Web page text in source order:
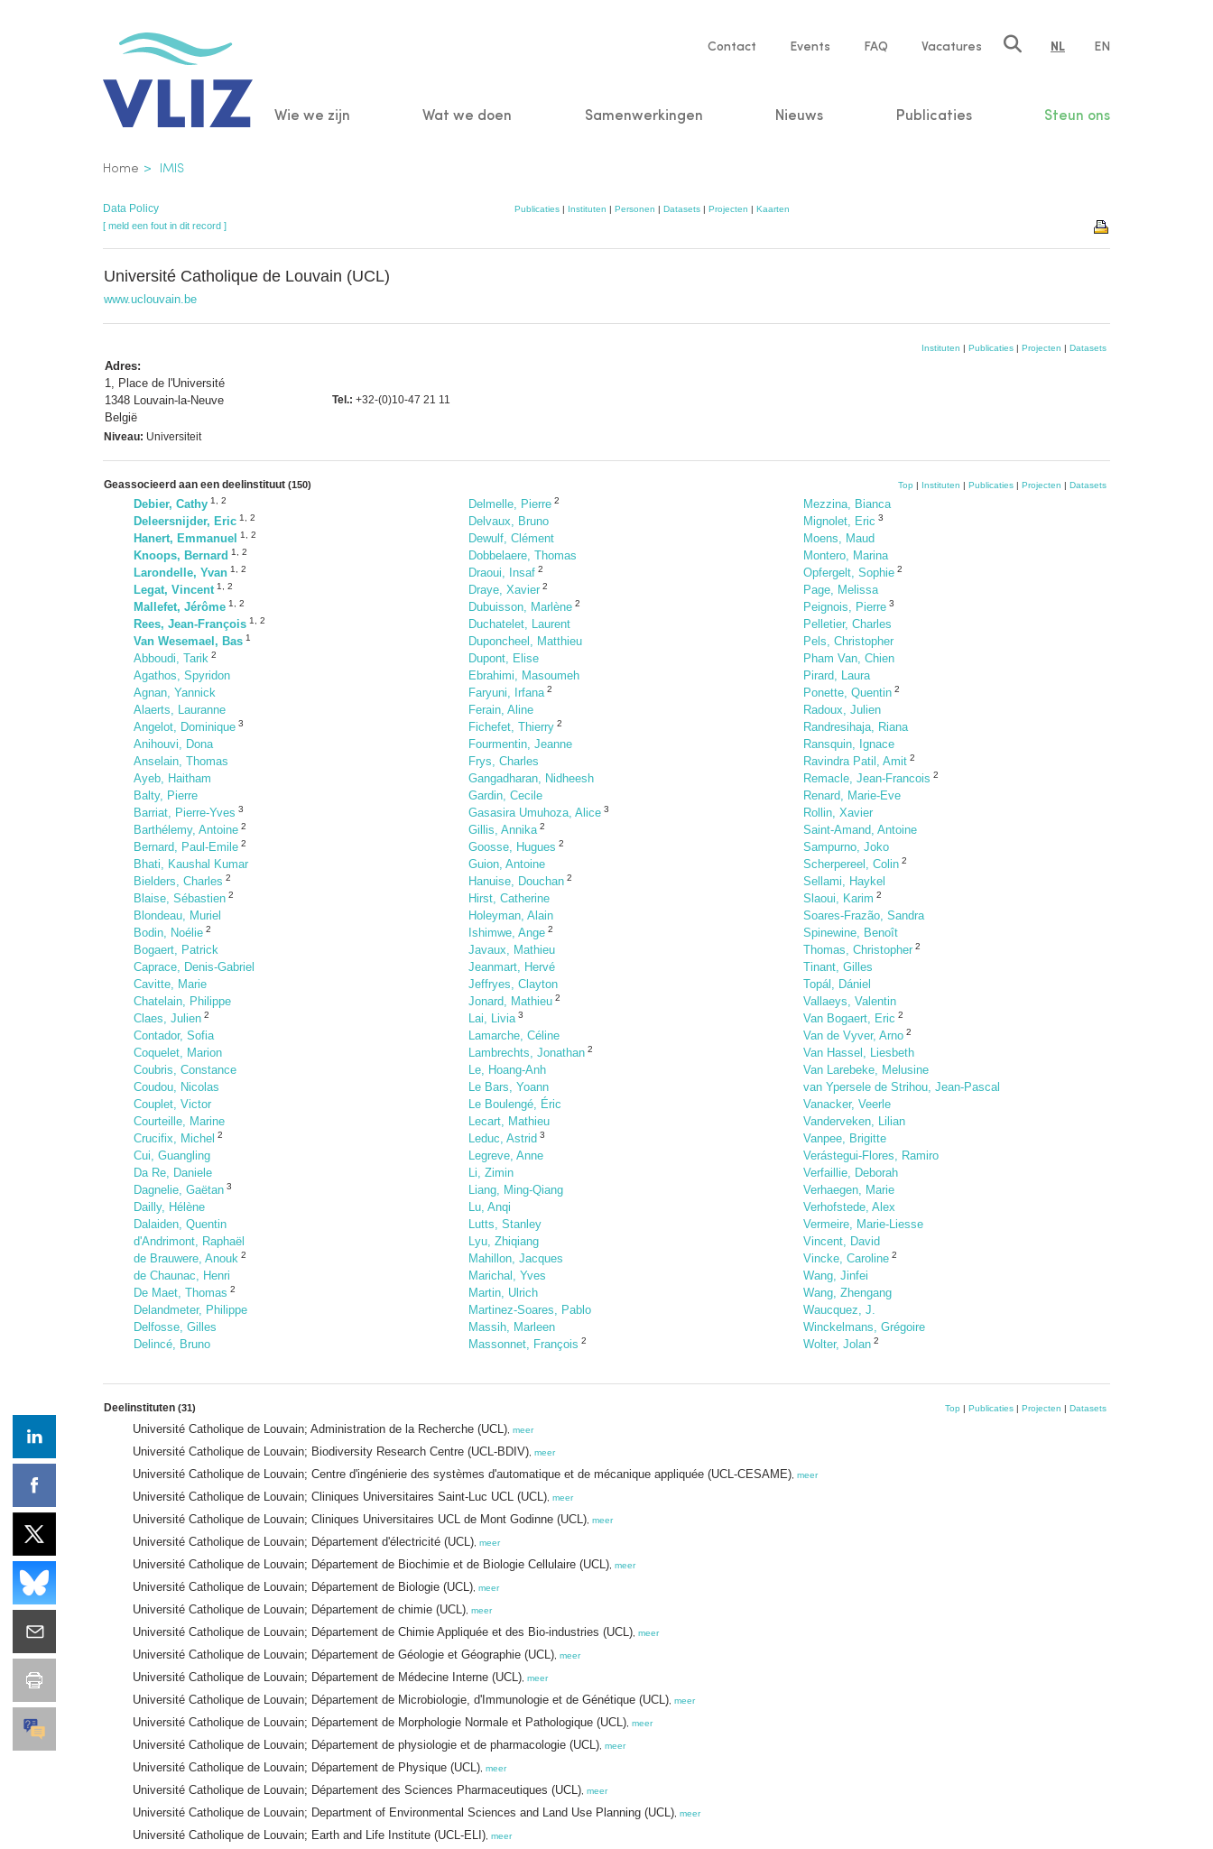
Service
Contact Events FAQ Vacatures NL EN
Main
Wie we zijn Wat we doen Samenwerkingen Nieuws Publicaties Steun ons
Kruimelpad
Home IMIS
Data Policy Publicaties| Instituten | Personen | Datasets| Projecten | Kaarten
[ meld een fout in dit record ]
Université Catholique de Louvain (UCL)
www.uclouvain.be
Adres:
1, Place de l'Université
1348 Louvain-la-Neuve
België
Tel.: +32-(0)10-47 21 11
Instituten | Publicaties | Projecten | Datasets
Niveau: Universiteit
Geassocieerd aan een deelinstituut (150) Top | Instituten | Publicaties | Projecten | Datasets
Debier, Cathy 1 2
Deleersnijder, Eric 1 2
Hanert, Emmanuel 1 2
Knoops, Bernard 1 2
Larondelle, Yvan 1 2
Legat, Vincent 1 2
Mallefet, Jérôme 1 2
Rees, Jean-François 1 2
Van Wesemael, Bas 1
Abboudi, Tarik 2
Agathos, Spyridon
Agnan, Yannick
Alaerts, Lauranne
Angelot, Dominique 3
Anihouvi, Dona
Anselain, Thomas
Ayeb, Haitham
Balty, Pierre
Barriat, Pierre-Yves 3
Barthélemy, Antoine 2
Bernard, Paul-Emile 2
Bhati, Kaushal Kumar
Bielders, Charles 2
Blaise, Sébastien 2
Blondeau, Muriel
Bodin, Noélie 2
Bogaert, Patrick
Caprace, Denis-Gabriel
Cavitte, Marie
Chatelain, Philippe
Claes, Julien 2
Contador, Sofia
Coquelet, Marion
Coubris, Constance
Coudou, Nicolas
Couplet, Victor
Courteille, Marine
Crucifix, Michel 2
Cui, Guangling
Da Re, Daniele
Dagnelie, Gaëtan 3
Dailly, Hélène
Dalaiden, Quentin
d'Andrimont, Raphaël
de Brauwere, Anouk 2
de Chaunac, Henri
De Maet, Thomas 2
Delandmeter, Philippe
Delfosse, Gilles
Delincé, Bruno
Delmelle, Pierre 2
Delvaux, Bruno
Dewulf, Clément
Dobbelaere, Thomas
Draoui, Insaf 2
Draye, Xavier 2
Dubuisson, Marlène 2
Duchatelet, Laurent
Duponcheel, Matthieu
Dupont, Elise
Ebrahimi, Masoumeh
Faryuni, Irfana 2
Ferain, Aline
Fichefet, Thierry 2
Fourmentin, Jeanne
Frys, Charles
Gangadharan, Nidheesh
Gardin, Cecile
Gasasira Umuhoza, Alice 3
Gillis, Annika 2
Goosse, Hugues 2
Guion, Antoine
Hanuise, Douchan 2
Hirst, Catherine
Holeyman, Alain
Ishimwe, Ange 2
Javaux, Mathieu
Jeanmart, Hervé
Jeffryes, Clayton
Jonard, Mathieu 2
Lai, Livia 3
Lamarche, Céline
Lambrechts, Jonathan 2
Le, Hoang-Anh
Le Bars, Yoann
Le Boulengé, Éric
Lecart, Mathieu
Leduc, Astrid 3
Legreve, Anne
Li, Zimin
Liang, Ming-Qiang
Lu, Anqi
Lutts, Stanley
Lyu, Zhiqiang
Mahillon, Jacques
Marichal, Yves
Martin, Ulrich
Martinez-Soares, Pablo
Massih, Marleen
Massonnet, François 2
Mezzina, Bianca
Mignolet, Eric 3
Moens, Maud
Montero, Marina
Opfergelt, Sophie 2
Page, Melissa
Peignois, Pierre 3
Pelletier, Charles
Pels, Christopher
Pham Van, Chien
Pirard, Laura
Ponette, Quentin 2
Radoux, Julien
Randresihaja, Riana
Ransquin, Ignace
Ravindra Patil, Amit 2
Remacle, Jean-Francois 2
Renard, Marie-Eve
Rollin, Xavier
Saint-Amand, Antoine
Sampurno, Joko
Scherpereel, Colin 2
Sellami, Haykel
Slaoui, Karim 2
Soares-Frazão, Sandra
Spinewine, Benoît
Thomas, Christopher 2
Tinant, Gilles
Topál, Dániel
Vallaeys, Valentin
Van Bogaert, Eric 2
Van de Vyver, Arno 2
Van Hassel, Liesbeth
Van Larebeke, Melusine
van Ypersele de Strihou, Jean-Pascal
Vanacker, Veerle
Vanderveken, Lilian
Vanpee, Brigitte
Verástegui-Flores, Ramiro
Verfaillie, Deborah
Verhaegen, Marie
Verhofstede, Alex
Vermeire, Marie-Liesse
Vincent, David
Vincke, Caroline 2
Wang, Jinfei
Wang, Zhengang
Waucquez, J.
Winckelmans, Grégoire
Wolter, Jolan 2
Deelinstituten (31) Top | Publicaties | Projecten | Datasets
Université Catholique de Louvain; Administration de la Recherche (UCL) meer
Université Catholique de Louvain; Biodiversity Research Centre (UCL-BDIV) meer
Université Catholique de Louvain; Centre d'ingénierie des systèmes d'automatique et de mécanique appliquée (UCL-CESAME) meer
Université Catholique de Louvain; Cliniques Universitaires Saint-Luc UCL (UCL) meer
Université Catholique de Louvain; Cliniques Universitaires UCL de Mont Godinne (UCL) meer
Université Catholique de Louvain; Département d'électricité (UCL) meer
Université Catholique de Louvain; Département de Biochimie et de Biologie Cellulaire (UCL) meer
Université Catholique de Louvain; Département de Biologie (UCL) meer
Université Catholique de Louvain; Département de chimie (UCL) meer
Université Catholique de Louvain; Département de Chimie Appliquée et des Bio-industries (UCL) meer
Université Catholique de Louvain; Département de Géologie et Géographie (UCL) meer
Université Catholique de Louvain; Département de Médecine Interne (UCL) meer
Université Catholique de Louvain; Département de Microbiologie, d'Immunologie et de Génétique (UCL) meer
Université Catholique de Louvain; Département de Morphologie Normale et Pathologique (UCL) meer
Université Catholique de Louvain; Département de physiologie et de pharmacologie (UCL) meer
Université Catholique de Louvain; Département de Physique (UCL) meer
Université Catholique de Louvain; Département des Sciences Pharmaceutiques (UCL) meer
Université Catholique de Louvain; Department of Environmental Sciences and Land Use Planning (UCL) meer
Université Catholique de Louvain; Earth and Life Institute (UCL-ELI) meer